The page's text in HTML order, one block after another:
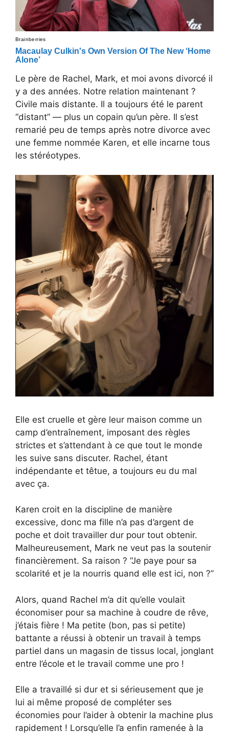
Le père de Rachel, Mark, et moi avons divorcé il
y a des années. Notre relation maintenant ?
Civile mais distante. Il a toujours été le parent
“distant” — plus un copain qu’un père. Il s’est
remarié peu de temps après notre divorce avec
une femme nommée Karen, et elle incarne tous
les stéréotypes.
Elle est cruelle et gère leur maison comme un
camp d’entraînement, imposant des règles
strictes et s’attendant à ce que tout le monde
les suive sans discuter. Rachel, étant
indépendante et têtue, a toujours eu du mal
avec ça.
Karen croit en la discipline de manière
excessive, donc ma fille n’a pas d’argent de
poche et doit travailler dur pour tout obtenir.
Malheureusement, Mark ne veut pas la soutenir
financièrement. Sa raison ? “Je paye pour sa
scolarité et je la nourris quand elle est ici, non ?”
Alors, quand Rachel m’a dit qu’elle voulait
économiser pour sa machine à coudre de rêve,
j’étais fière ! Ma petite (bon, pas si petite)
battante a réussi à obtenir un travail à temps
partiel dans un magasin de tissus local, jonglant
entre l’école et le travail comme une pro !
Elle a travaillé si dur et si sérieusement que je
lui ai même proposé de compléter ses
économies pour l’aider à obtenir la machine plus
rapidement ! Lorsqu’elle l’a enfin ramenée à la